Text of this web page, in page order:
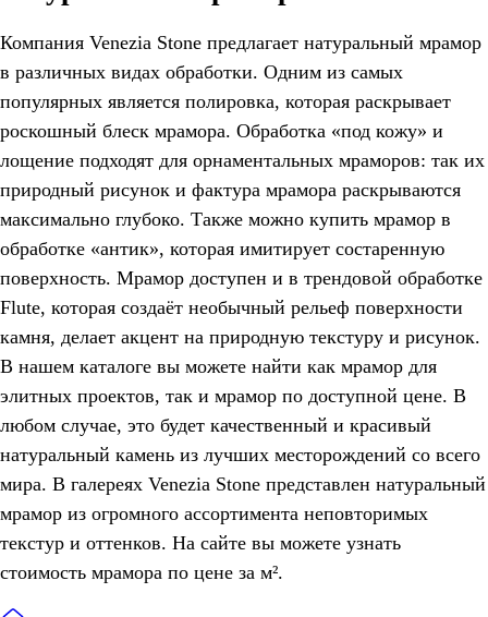
Компания Venezia Stone предлагает натуральный мрамор
в различных видах обработки. Одним из самых
популярных является полировка, которая раскрывает
роскошный блеск мрамора. Обработка «под кожу» и
лощение подходят для орнаментальных мраморов: так их
природный рисунок и фактура мрамора раскрываются
максимально глубоко. Также можно купить мрамор в
обработке «антик», которая имитирует состаренную
поверхность. Мрамор доступен и в трендовой обработке
Flute, которая создаёт необычный рельеф поверхности
камня, делает акцент на природную текстуру и рисунок.
В нашем каталоге вы можете найти как мрамор для
элитных проектов, так и мрамор по доступной цене. В
любом случае, это будет качественный и красивый
натуральный камень из лучших месторождений со всего
мира. В галереях Venezia Stone представлен натуральный
мрамор из огромного ассортимента неповторимых
текстур и оттенков. На сайте вы можете узнать
стоимость мрамора по цене за м².